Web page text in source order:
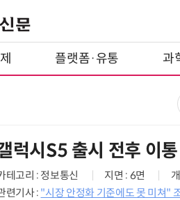
플랫폼·유통 과
럭시S5 출시 전후 이
테고리 : 정보통신 지면 : 6면
련기사 : "시장 안정화 기준에도 못 미쳐"